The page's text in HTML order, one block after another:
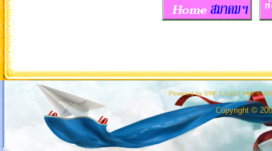
Powered by SMF 1.1.10 | SMF ©
Copyright ©